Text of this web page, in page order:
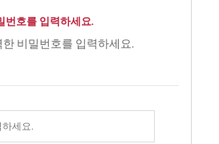
번호를 입력하세요.
한 비밀번호를 입력하세요.